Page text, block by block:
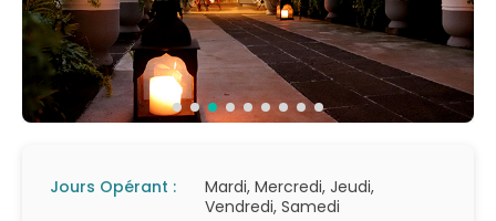
Jours Opérant :
Mardi, Mercredi, Jeudi,
Vendredi, Samedi